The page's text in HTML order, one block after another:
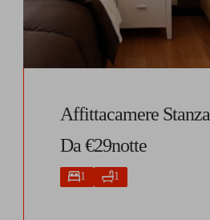
Affittacamere Stanza
Da €29notte
1 1